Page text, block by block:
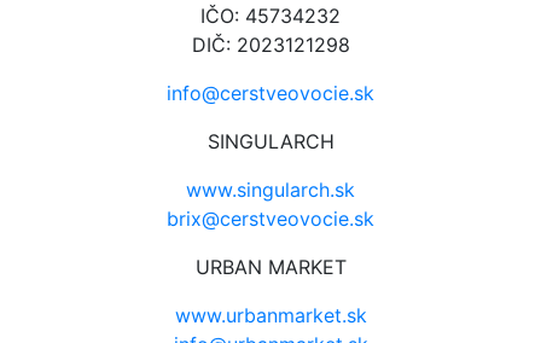
IČO: 45734232
DIČ: 2023121298
info@cerstveovocie.sk
SINGULARCH
www.singularch.sk
brix@cerstveovocie.sk
URBAN MARKET
www.urbanmarket.sk